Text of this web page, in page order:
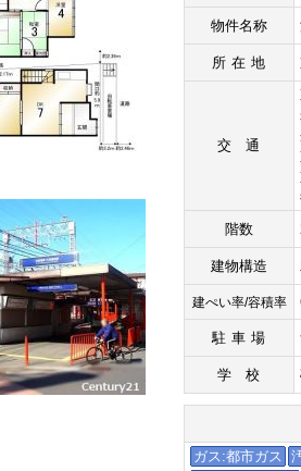
物件名称
所在地
交通
階数
建物構造
建ぺい率/容積率
駐車場
学校
ガス:都市ガス